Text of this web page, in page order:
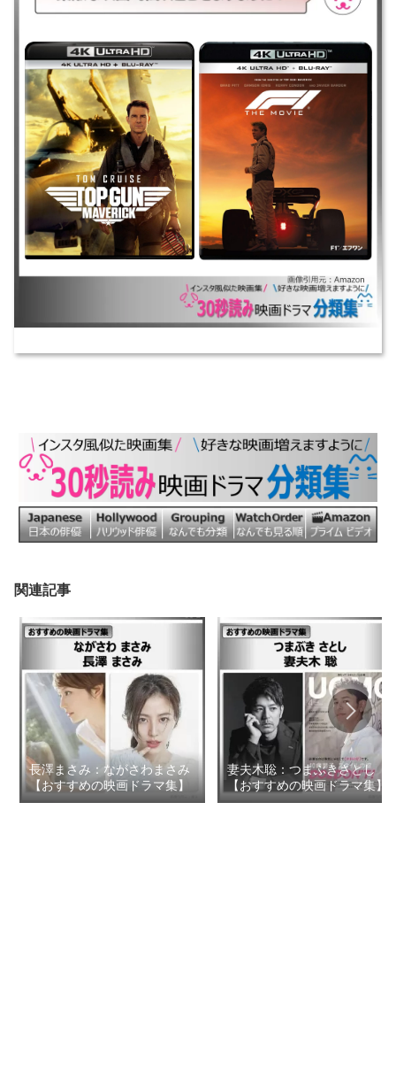
関連記事
長澤まさみ：ながさわまさみ
【おすすめの映画ドラマ集】
妻夫木聡：つまぶきさとし
【おすすめの映画ドラマ集】